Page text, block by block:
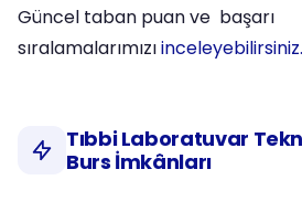
Güncel taban puan ve başarı
sıralamalarımızıinceleyebilirsiniz.
Tıbbi Laboratuvar
Burs İmkânları